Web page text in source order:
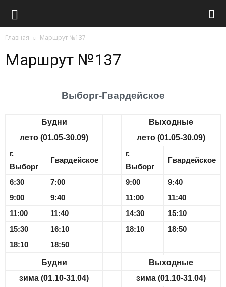
Транспорт
Главная Маршрут №137
Маршрут №137
Выборг-Гвардейское
Будни
Выходные
лето (01.05-30.09)
лето (01.05-30.09)
г.
Выборг
Гвардейское
г.
Выборг
Гвардейское
6:30 7:00 9:00
9:40
9:00
9:40 11:00
11:40
11:00
11:40 14:30
15:10
15:30
16:10 18:10
18:50
18:10
18:50
Будни
Выходные
зима (01.10-31.04)
зима (01.10-31.04)